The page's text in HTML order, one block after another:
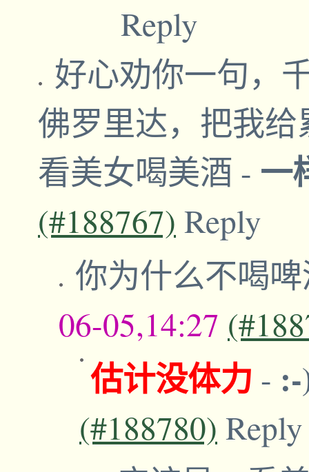
Reply
好心劝你一句，
佛罗里达，把我
看美女喝美酒 - 一
(#188767) Reply
你为什么不喝
06-05,14:27
估计没体力 -
(#188780) Reply